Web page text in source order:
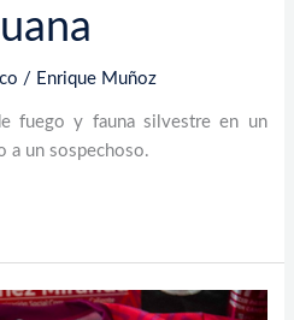
/ Enrique Muñoz
fuego y fauna silvestre en un
a un sospechoso.